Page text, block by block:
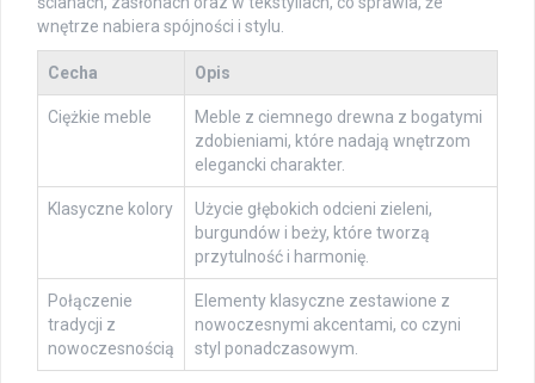
wnętrze nabiera spójności i stylu.
Cecha Opis
Ciężkie meble
Meble z ciemnego drewna z bogatymi
zdobieniami, które nadają wnętrzom
elegancki charakter.
Klasyczne kolory
Użycie głębokich odcieni zieleni,
burgundów i beży, które tworzą
przytulność i harmonię.
Połączenie
tradycji z
nowoczesnością
Elementy klasyczne zestawione z
nowoczesnymi akcentami, co czyni
styl ponadczasowym.